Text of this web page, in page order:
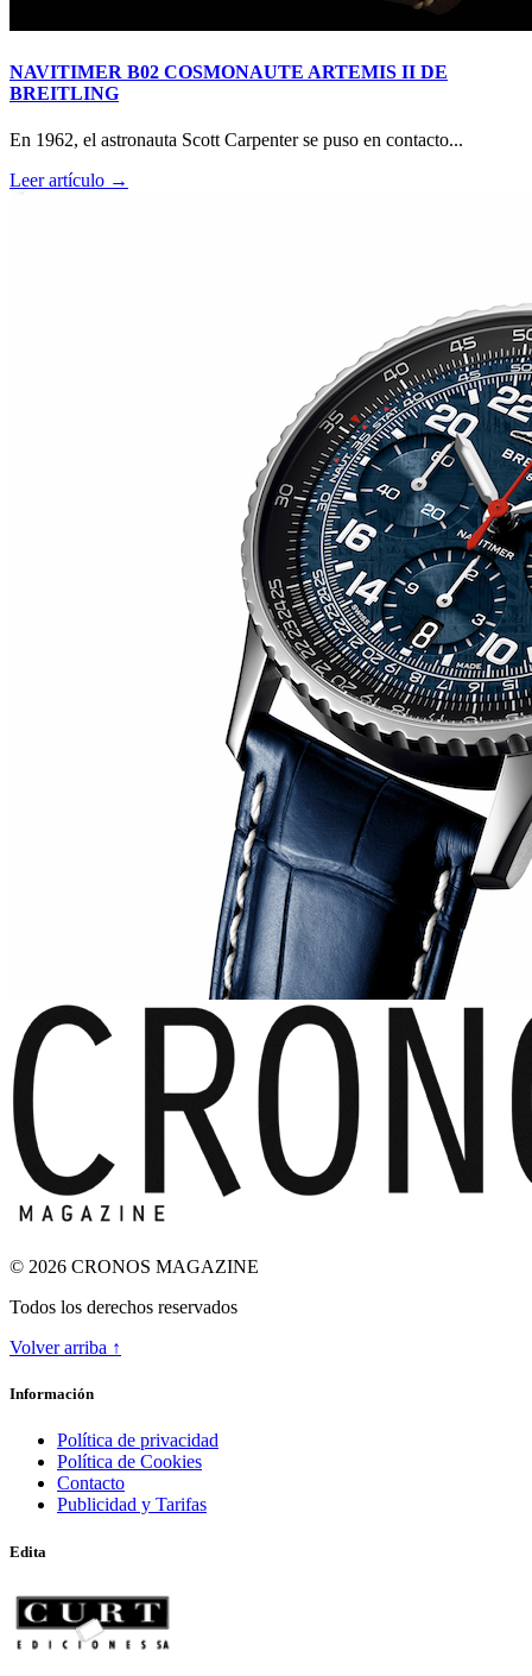
RM O7-01 COLOURED CERAMICS 2026 de RICHARD
NAVITIMER B02 COSMONAUTE ARTEMIS II DE
BREITLING
En 1962, el astronauta Scott Carpenter se puso en contacto...
Leer artículo →
© 2026 CRONOS MAGAZINE
Todos los derechos reservados
Volver arriba ↑
Información
Política de privacidad
Política de Cookies
Contacto
Publicidad y Tarifas
Edita